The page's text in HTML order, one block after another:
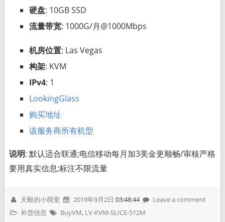
硬盘: 10GB SSD
流量带宽: 1000G/月@1000Mbps
机房位置: Las Vegas
构架: KVM
IPv4: 1
LookingGlass
购买地址
该服务商所有机型
说明: 默认适合联通;电信移动每月加3美金更顺畅/审核严格
要用真实信息;标注不限流量
天毅的小萌宠 2019年9月2日 03:48:44
Leave a comment
补货信息
BuyVM, LV-KVM-SLICE-512M